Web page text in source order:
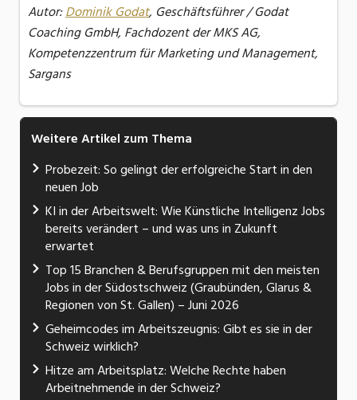
Autor:Dominik Godat, Geschäftsführer / Godat
Coaching GmbH, Fachdozent der MKS AG,
Kompetenzzentrum für Marketing und Management,
Sargans
Weitere Artikel zum Thema
Probezeit: So gelingt der erfolgreiche Start in den
neuen Job
KI in der Arbeitswelt: Wie Künstliche Intelligenz Jobs
bereits verändert – und was uns in Zukunft
erwartet
Top 15 Branchen & Berufsgruppen mit den meisten
Jobs in der Südostschweiz (Graubünden, Glarus &
Regionen von St. Gallen) – Juni 2026
Geheimcodes im Arbeitszeugnis: Gibt es sie in der
Schweiz wirklich?
Hitze am Arbeitsplatz: Welche Rechte haben
Arbeitnehmende in der Schweiz?